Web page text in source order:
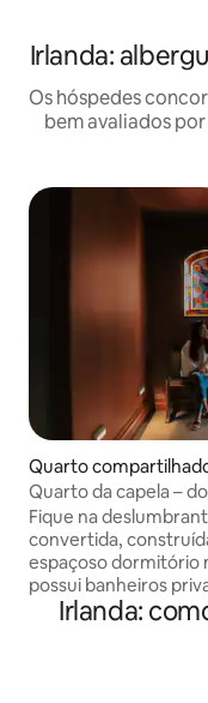
Irlanda:
Os hóspedes
bem avaliados
Quarto
ublin 1
Quarto da capela –
camas (misto e suíte)
Fique na
convertida,
espaçoso dormitório
possui banheiros
fechados
cortina, luzes de
Irlanda: